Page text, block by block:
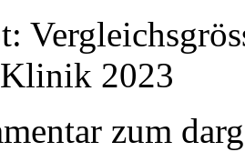
2023
zum